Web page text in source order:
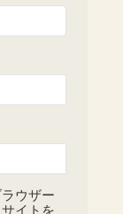
ウザー
イトを